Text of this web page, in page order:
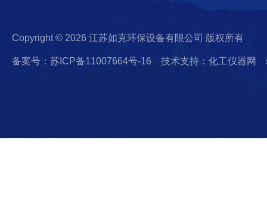
Copyright © 2026 江苏如克环保设备有限公司 版权所有
备案号：苏ICP备11007664号-16 技术支持：化工仪器网